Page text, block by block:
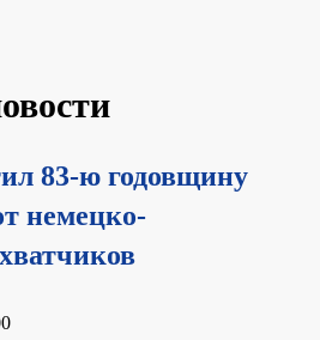
83-ю годовщину
немецко-